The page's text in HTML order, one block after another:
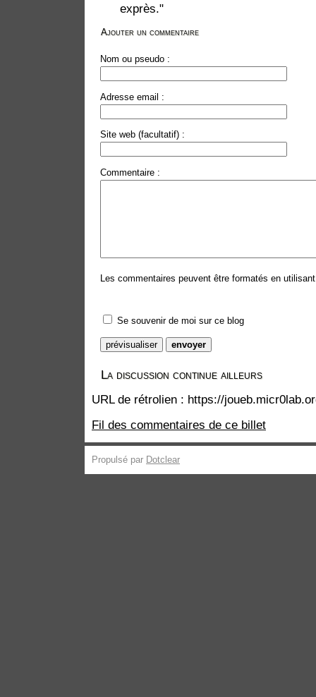
exprès."
Ajouter un commentaire
Nom ou pseudo :
Adresse email :
Site web (facultatif) :
Commentaire :
Les commentaires peuvent être formatés en
Se souvenir de moi sur ce blog
La discussion continue ailleurs
URL de rétrolien : https://
Fil des commentaires de ce billet
Propulsé par Dotclear